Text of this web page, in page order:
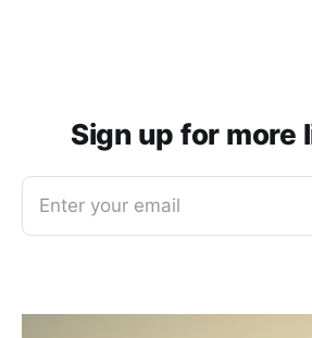
Sign up for more
Enter your email